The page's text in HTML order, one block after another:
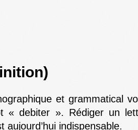
et grammatical
« debiter ». Rédiger un
aujourd’hui indispensable.